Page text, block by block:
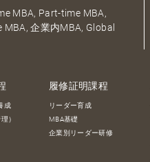
MBA, Part-time MBA,
企業内MBA, Global
成
）
履修証明課程
リーダー育成
MBA基礎
企業別リーダー研修